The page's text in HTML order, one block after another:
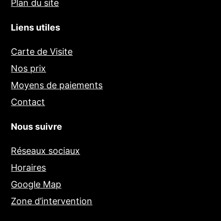
Plan du site
Liens utiles
Carte de Visite
Nos prix
Moyens de paiements
Contact
Nous suivre
Réseaux sociaux
Horaires
Google Map
Zone d’intervention